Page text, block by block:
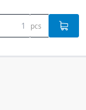
pcs